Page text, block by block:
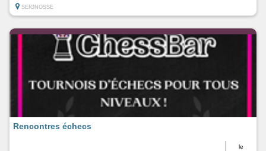
SEIGNOSSE
le
Rencontres échecs